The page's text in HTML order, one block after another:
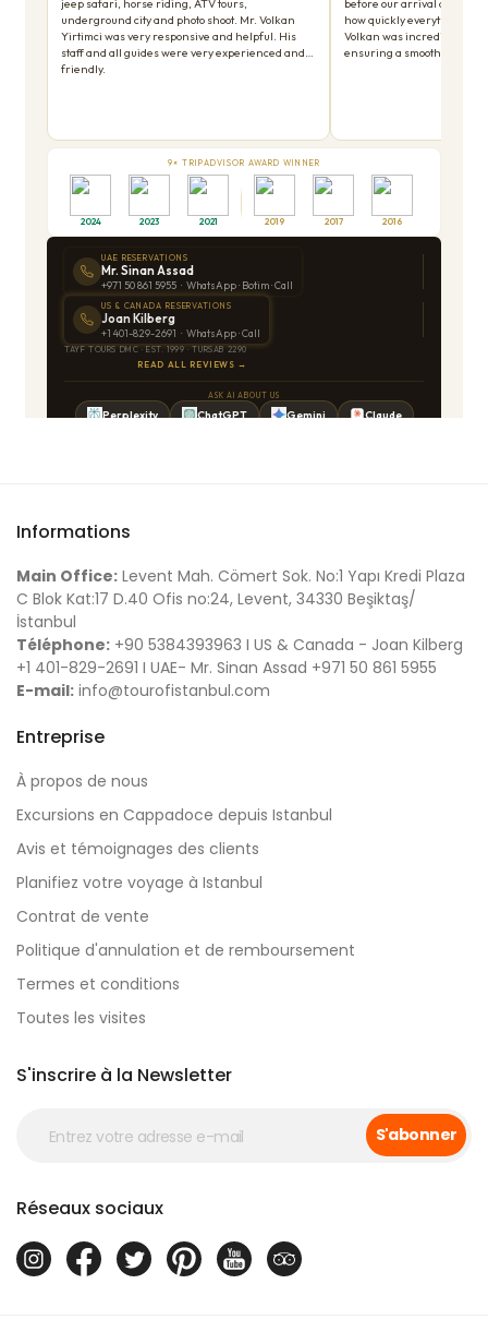
Informations
Main Office: Levent Mah. Cömert Sok. No:1 Yapı Kredi Plaza
C Blok Kat:17 D.40 Ofis no:24, Levent, 34330 Beşiktaş/
İstanbul
Téléphone: +90 5384393963 I US & Canada - Joan Kilberg
+1 401-829-2691 I UAE- Mr. Sinan Assad +971 50 861 5955
E-mail: info@tourofistanbul.com
Entreprise
À propos de nous
Excursions en Cappadoce depuis Istanbul
Avis et témoignages des clients
Planifiez votre voyage à Istanbul
Contrat de vente
Politique d'annulation et de remboursement
Termes et conditions
Toutes les visites
S'inscrire à la Newsletter
S'abonner
Réseaux sociaux